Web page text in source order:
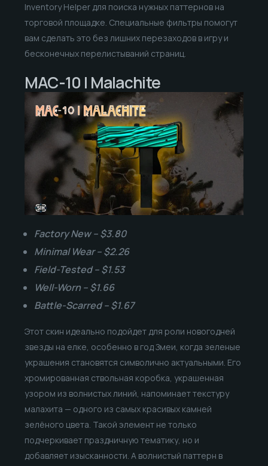
Inventory Helper для поиска нужных паттернов на
торговой площадке. Специальные фильтры помогут
вам сделать это без лишних перезаходов в игру и
бесконечных перелистываний страниц.
MAC-10 | Malachite
Factory New – $3.80
Minimal Wear – $2.26
Field-Tested – $1.53
Well-Worn – $1.66
Battle-Scarred – $1.67
Этот скин идеально подойдет для роли новогодней
звезды на елке, особенно в год Змеи, когда зеленые
украшения становятся символично актуальными. Его
хромированная ствольная коробка, украшенная
узором из волнистых линий, напоминает текстуру
малахита — одного из самых красивых камней
зелёного цвета. Такой элемент не только
подчеркивает праздничную тематику, но и
добавляет изысканности. А волнистый паттерн в